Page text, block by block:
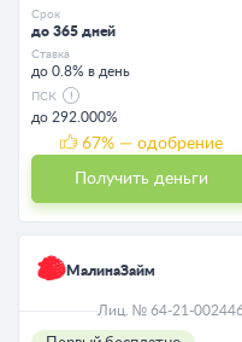
Срок
до 365 дней
Ставка
до 0.8% в день
ПСК
до 292.000%
67% — одобрение
Получить деньги
МалинаЗайм
Лиц. № 64-21-